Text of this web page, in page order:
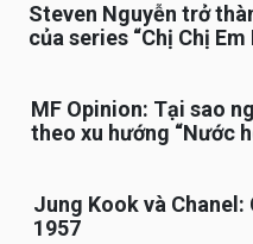
Steven Nguyễn trở
của series “Chị Chị Em
MF Opinion: Tại sao
theo xu hướng “Nước
Jung Kook và
1957